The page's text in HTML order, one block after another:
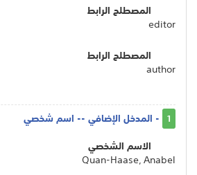
المصطلح الرابط
editor
المصطلح الرابط
author
1 - المدخل الإضافي -- اسم شخصي
الاسم الشخصي
Quan-Haase, Anabel